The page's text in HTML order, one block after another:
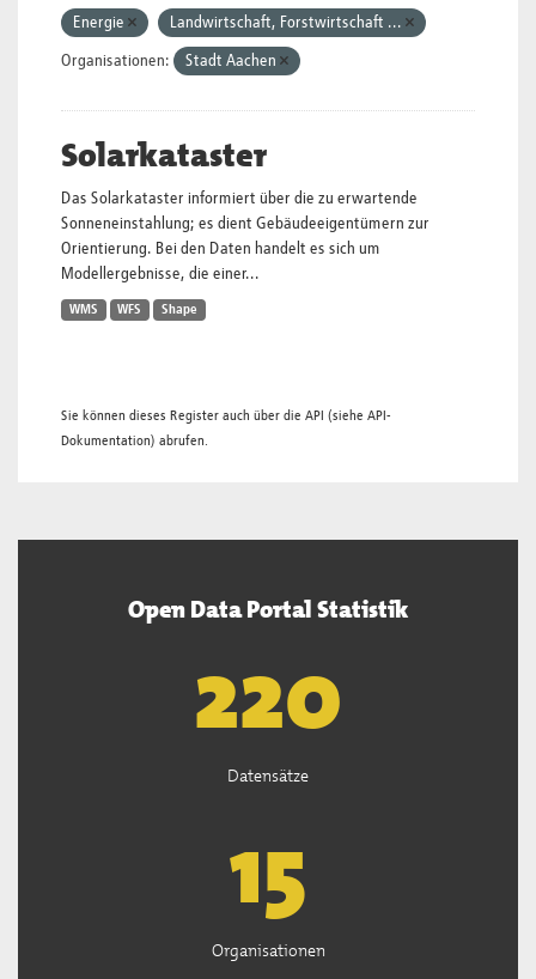
Energie Landwirtschaft, Forstwirtschaft ...
Organisationen: Stadt Aachen
Solarkataster
Das Solarkataster informiert über die zu erwartende
Sonneneinstahlung; es dient Gebäudeeigentümern zur
Orientierung. Bei den Daten handelt es sich um
Modellergebnisse, die einer...
WMS WFS Shape
Sie können dieses Register auch über die API (siehe API-
Dokumentation) abrufen.
Open Data Portal Statistik
222
Datensätze
15
Organisationen